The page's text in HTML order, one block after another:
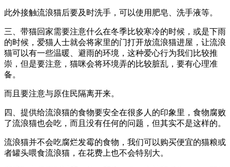
此外接触流浪猫后要及时洗手，可以使用肥皂、洗手液等。
三、带猫回家需要注意什么在冬季比较寒冷的时候，或是下雨
的时候，爱猫人士就会将家里的门打开放流浪猫进屋，让流浪
猫可以有一些温暖、避雨的环境，这种爱心行为我们比较推
崇，但是要注意，猫咪会将环境弄的比较脏乱，要有心理准
备。
而且要注意与原住民隔离开来。
四、提供给流浪猫的食物要安全在很多人的印象里，食物腐败
了流浪猫也会吃，而且没有任何的问题，但其实不是这样的。
流浪猫并不会吃腐烂发霉的食物，我们可以购买便宜的猫粮或
者罐头喂食流浪猫，在花费上也不会特别大。